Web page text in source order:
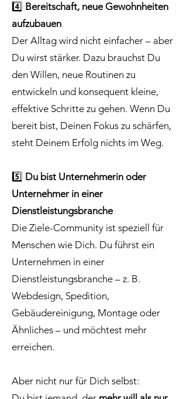
4️⃣ Bereitschaft, neue Gewohnheiten
aufzubauen
Der Alltag wird nicht einfacher – aber
Du wirst stärker. Dazu brauchst Du
den Willen, neue Routinen zu
entwickeln und konsequent kleine,
effektive Schritte zu gehen. Wenn Du
bereit bist, Deinen Fokus zu schärfen,
steht Deinem Erfolg nichts im Weg.
5️⃣ Du bist Unternehmerin oder
Unternehmer in einer
Dienstleistungsbranche
Die Ziele-Community ist speziell für
Menschen wie Dich. Du führst ein
Unternehmen in einer
Dienstleistungsbranche – z. B.
Webdesign, Spedition,
Gebäudereinigung, Montage oder
Ähnliches – und möchtest mehr
erreichen.
Aber nicht nur für Dich selbst: